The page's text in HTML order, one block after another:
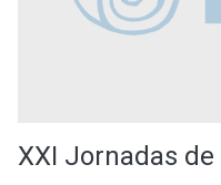
XXI Jornadas de